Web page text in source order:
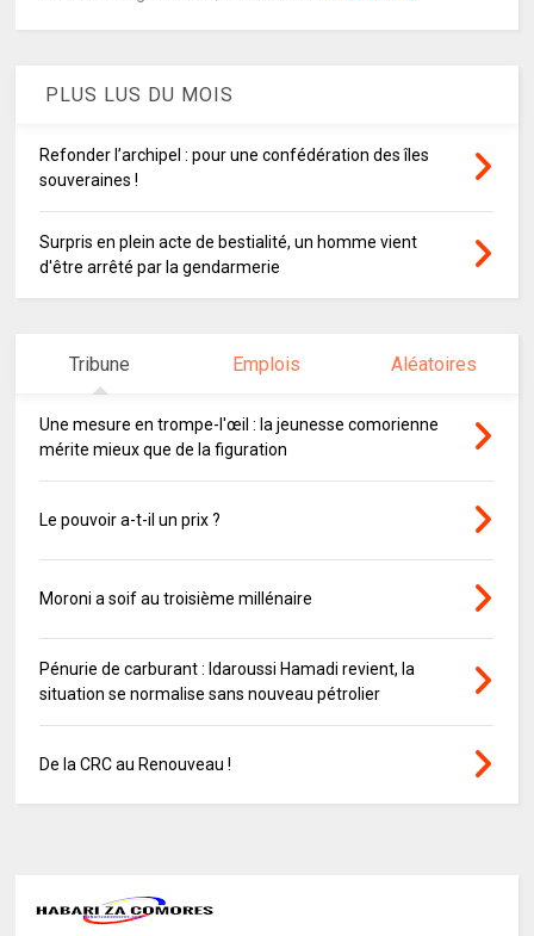
PLUS LUS DU MOIS
Refonder l’archipel : pour une confédération des îles
souveraines !
Surpris en plein acte de bestialité, un homme vient
d'être arrêté par la gendarmerie
Tribune Emplois Aléatoires
Une mesure en trompe-l'œil : la jeunesse comorienne
mérite mieux que de la figuration
Le pouvoir a-t-il un prix ?
Moroni a soif au troisième millénaire
Pénurie de carburant : Idaroussi Hamadi revient, la
situation se normalise sans nouveau pétrolier
De la CRC au Renouveau !